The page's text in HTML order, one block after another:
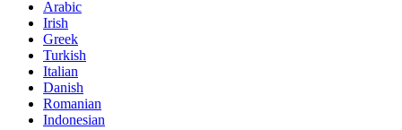
Arabic
Irish
Greek
Turkish
Italian
Danish
Romanian
Indonesian